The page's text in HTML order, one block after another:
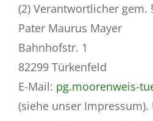
(2) Verantwortlicher gem.
Pater Maurus Mayer
Bahnhofstr. 1
82299 Türkenfeld
E-Mail: pg.moorenweis-
(siehe unser